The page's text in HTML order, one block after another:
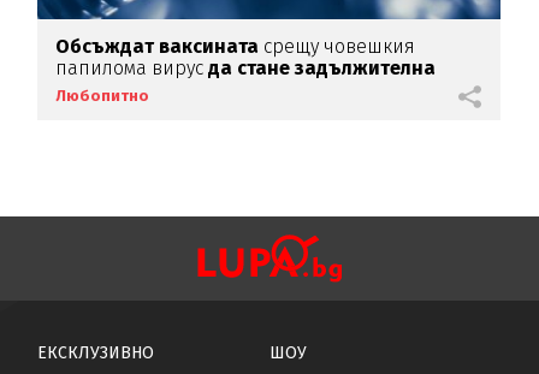
Обсъждат ваксината срещу човешкия
папилома вирус да стане задължителна
Любопитно
ЕКСКЛУЗИВНО
ШОУ